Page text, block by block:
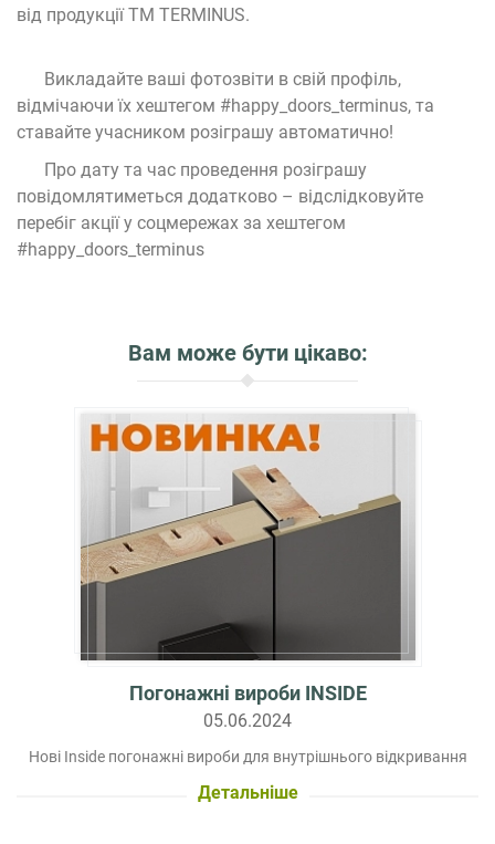
від продукції ТМ TERMINUS.
Викладайте ваші фотозвіти в свій профіль,
відмічаючи їх хештегом #happy_doors_terminus, та
ставайте учасником розіграшу автоматично!
Про дату та час проведення розіграшу
повідомлятиметься додатково – відслідковуйте
перебіг акції у соцмережах за хештегом
#happy_doors_terminus
Вам може бути цікаво:
Погонажні вироби INSIDE
05.06.2024
Нові Inside погонажні вироби для внутрішнього відкривання
Детальніше